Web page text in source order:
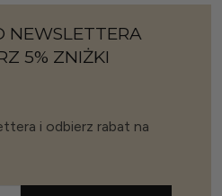
NEWSLETTERA
5% ZNIŻKI
i odbierz rabat na